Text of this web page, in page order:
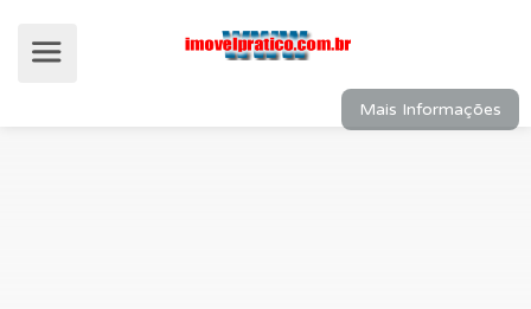
Mais Informações